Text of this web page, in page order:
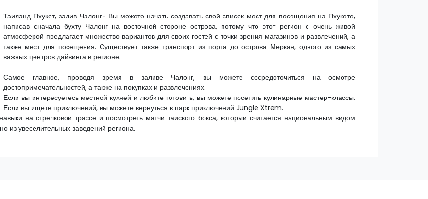
Таиланд Пхукет, залив Чалонг- Вы можете начать создавать свой список мест для посещения на Пхукете,
написав сначала бухту Чалонг на восточной стороне острова, потому что этот регион с очень живой
атмосферой предлагает множество вариантов для своих гостей с точки зрения магазинов и развлечений, а
также мест для посещения. Существует также транспорт из порта до острова Меркан, одного из самых
важных центров дайвинга в регионе.
Самое главное, проводя время в заливе Чалонг, вы можете сосредоточиться на осмотре
достопримечательностей, а также на покупках и развлечениях.
Если вы интересуетесь местной кухней и любите готовить, вы можете посетить кулинарные мастер-классы.
Если вы ищете приключений, вы можете вернуться в парк приключений Jungle Xtrem.
на стрелковой трассе и посмотреть матчи тайского бокса, который считается национальным видом
из увеселительных заведений региона.